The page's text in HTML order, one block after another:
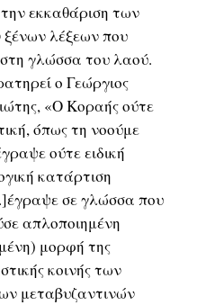
εκκαθάριση των
ξένων λέξεων που
γλώσσα του λαού.
ο Γεώργιος
«Ο Κοραής ούτε
όπως τη νοούμε
ούτε ειδική
κατάρτιση
σε γλώσσα που
απλοποιημένη
μορφή της
κοινής των
μεταβυζαντινών